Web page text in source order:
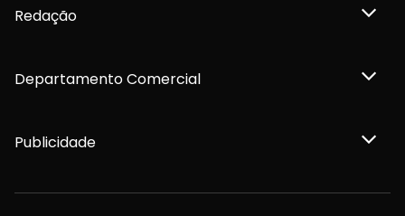
Redação
Departamento Comercial
Publicidade